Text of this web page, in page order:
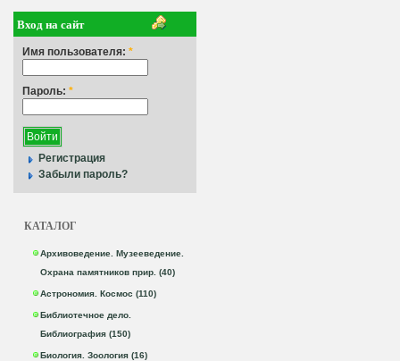
Вход на сайт
Имя пользователя: *
Пароль: *
Регистрация
Забыли пароль?
КАТАЛОГ
Архивоведение. Музееведение.
Охрана памятников прир. (40)
Астрономия. Космос (110)
Библиотечное дело.
Библиография (150)
Биология. Зоология (16)